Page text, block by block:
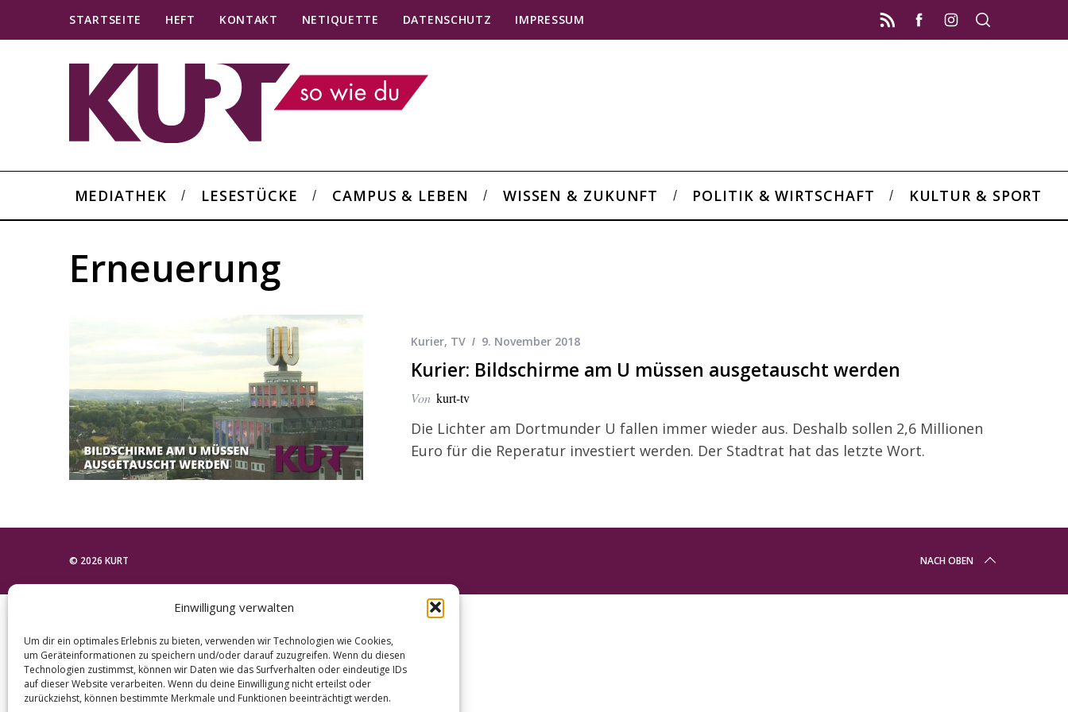
Einwilligung verwalten
Um dir ein optimales Erlebnis zu bieten, verwenden wir Technologien wie Cookies,
um Geräteinformationen zu speichern und/oder darauf zuzugreifen. Wenn du diesen
Technologien zustimmst, können wir Daten wie das Surfverhalten oder eindeutige IDs
auf dieser Website verarbeiten. Wenn du deine Einwilligung nicht erteilst oder
zurückziehst, können bestimmte Merkmale und Funktionen beeinträchtigt werden.
STARTSEITE HEFT KONTAKT NETIQUETTE DATENSCHUTZ IMPRESSUM
MEDIATHEK LESESTÜCKE CAMPUS & LEBEN WISSEN & ZUKUNFT POLITIK & WIRTSCHAFT KULTUR & SPORT
Erneuerung
Kurier, TV 9. November 2018
Kurier: Bildschirme am U müssen ausgetauscht werden
Von kurt-tv
Die Lichter am Dortmunder U fallen immer wieder aus. Deshalb sollen 2,6 Millionen
Euro für die Reperatur investiert werden. Der Stadtrat hat das letzte Wort.
© 2026 KURT NACH OBEN
a
r
c
h
f
o